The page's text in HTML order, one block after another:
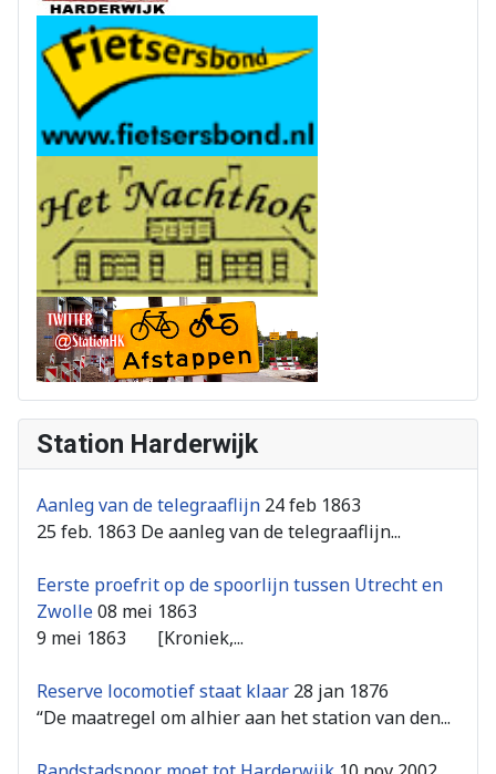
Station Harderwijk
Aanleg van de telegraaflijn 24 feb 1863
25 feb. 1863 De aanleg van de telegraaflijn...
Eerste proefrit op de spoorlijn tussen Utrecht en
Zwolle08 mei 1863
9 mei 1863 [Kroniek,...
Reserve locomotief staat klaar 28 jan 1876
“De maatregel om alhier aan het station van den...